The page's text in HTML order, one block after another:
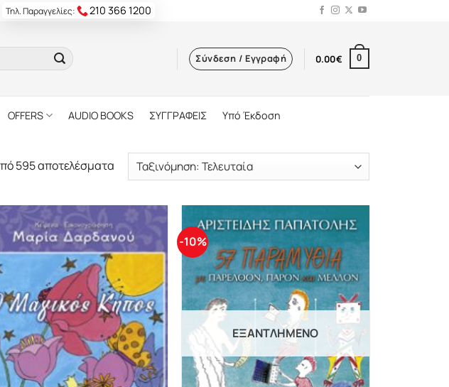
Τηλ. Παραγγελίες: 210 366 1200
Σύνδεση / Εγγραφή 0.00€ 0
OFFERS AUDIO BOOKS ΣΥΓΓΡΑΦΕΙΣ Υπό Έκδοση
595 αποτελέσματα
-10%
ΕΞΑΝΤΛΗΜΈΝΟ